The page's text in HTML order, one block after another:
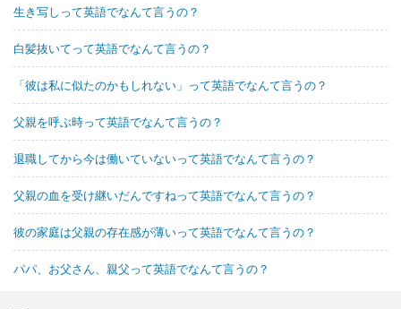
生き写しって英語でなんて言うの？
白髪抜いてって英語でなんて言うの？
「彼は私に似たのかもしれない」って英語でなんて言うの？
父親を呼ぶ時って英語でなんて言うの？
退職してから今は働いていないって英語でなんて言うの？
父親の血を受け継いだんですねって英語でなんて言うの？
彼の家庭は父親の存在感が薄いって英語でなんて言うの？
パパ、お父さん、親父って英語でなんて言うの？